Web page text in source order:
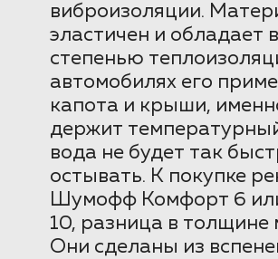
виброизоляции.
эластичен и обладает
степенью
автомобилях его
капота и крыши,
держит
вода не будет так
остывать. К покупке
Шумофф Комфорт 6
10, разница в толщине
Они сделаны из